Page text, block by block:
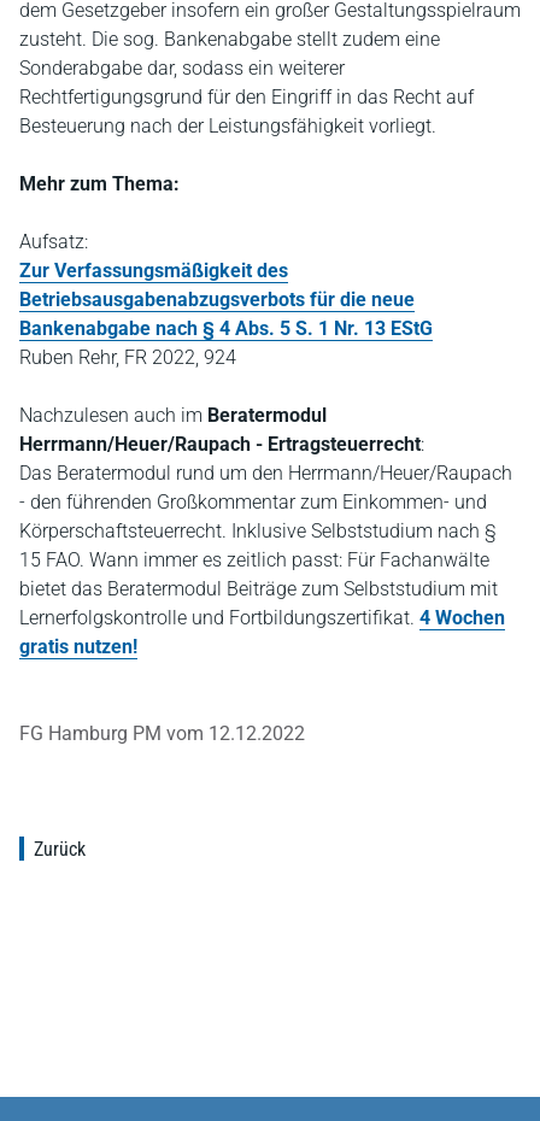
dem Gesetzgeber insofern ein großer Gestaltungsspielraum
zusteht. Die sog. Bankenabgabe stellt zudem eine
Sonderabgabe dar, sodass ein weiterer
Rechtfertigungsgrund für den Eingriff in das Recht auf
Besteuerung nach der Leistungsfähigkeit vorliegt.
Mehr zum Thema:
Aufsatz:
Zur Verfassungsmäßigkeit des
Betriebsausgabenabzugsverbots für die neue
Bankenabgabe nach § 4 Abs. 5 S. 1 Nr. 13 EStG
Ruben Rehr, FR 2022, 924
Nachzulesen auch im Beratermodul
Herrmann/Heuer/Raupach - Ertragsteuerrecht:
Das Beratermodul rund um den Herrmann/Heuer/Raupach
- den führenden Großkommentar zum Einkommen- und
Körperschaftsteuerrecht. Inklusive Selbststudium nach §
15 FAO. Wann immer es zeitlich passt: Für Fachanwälte
bietet das Beratermodul Beiträge zum Selbststudium mit
Lernerfolgskontrolle und Fortbildungszertifikat. 4 Wochen
gratis nutzen!
FG Hamburg PM vom 12.12.2022
Zurück